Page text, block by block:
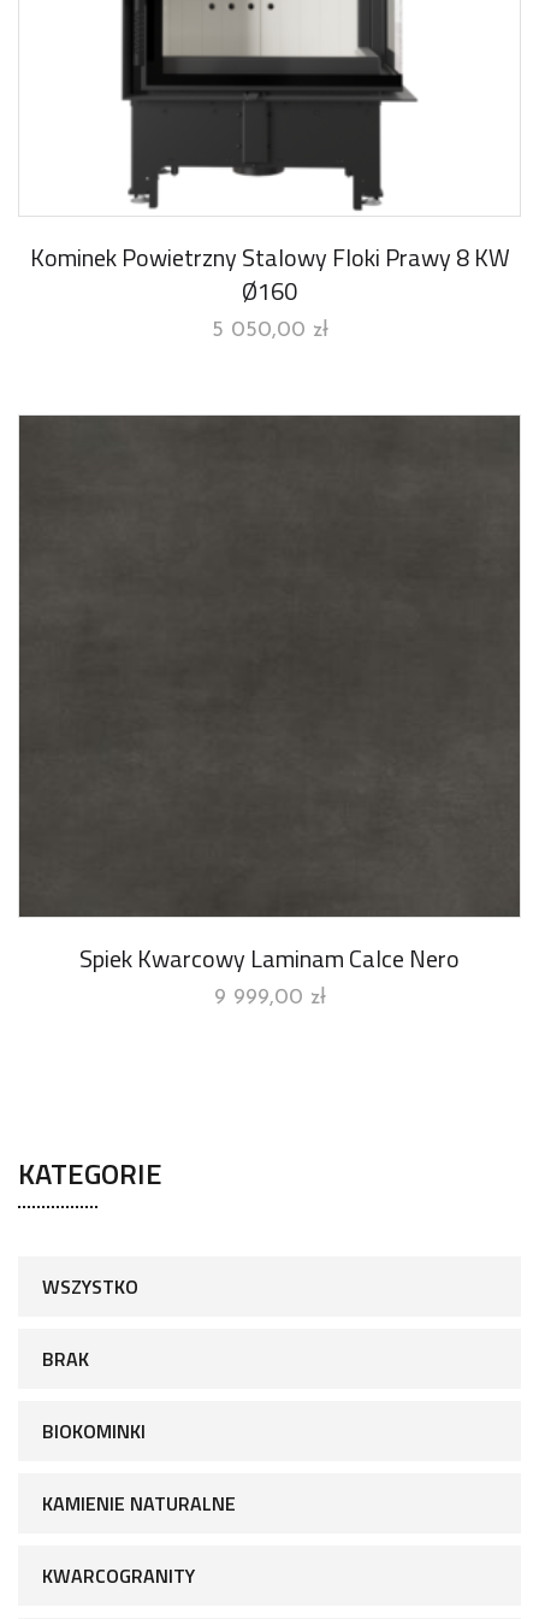
Kominek Powietrzny Stalowy Floki Prawy 8 KW
Ø160
5 050,00 zł
Spiek Kwarcowy Laminam Calce Nero
9 999,00 zł
KATEGORIE
WSZYSTKO
BRAK
BIOKOMINKI
KAMIENIE NATURALNE
KWARCOGRANITY